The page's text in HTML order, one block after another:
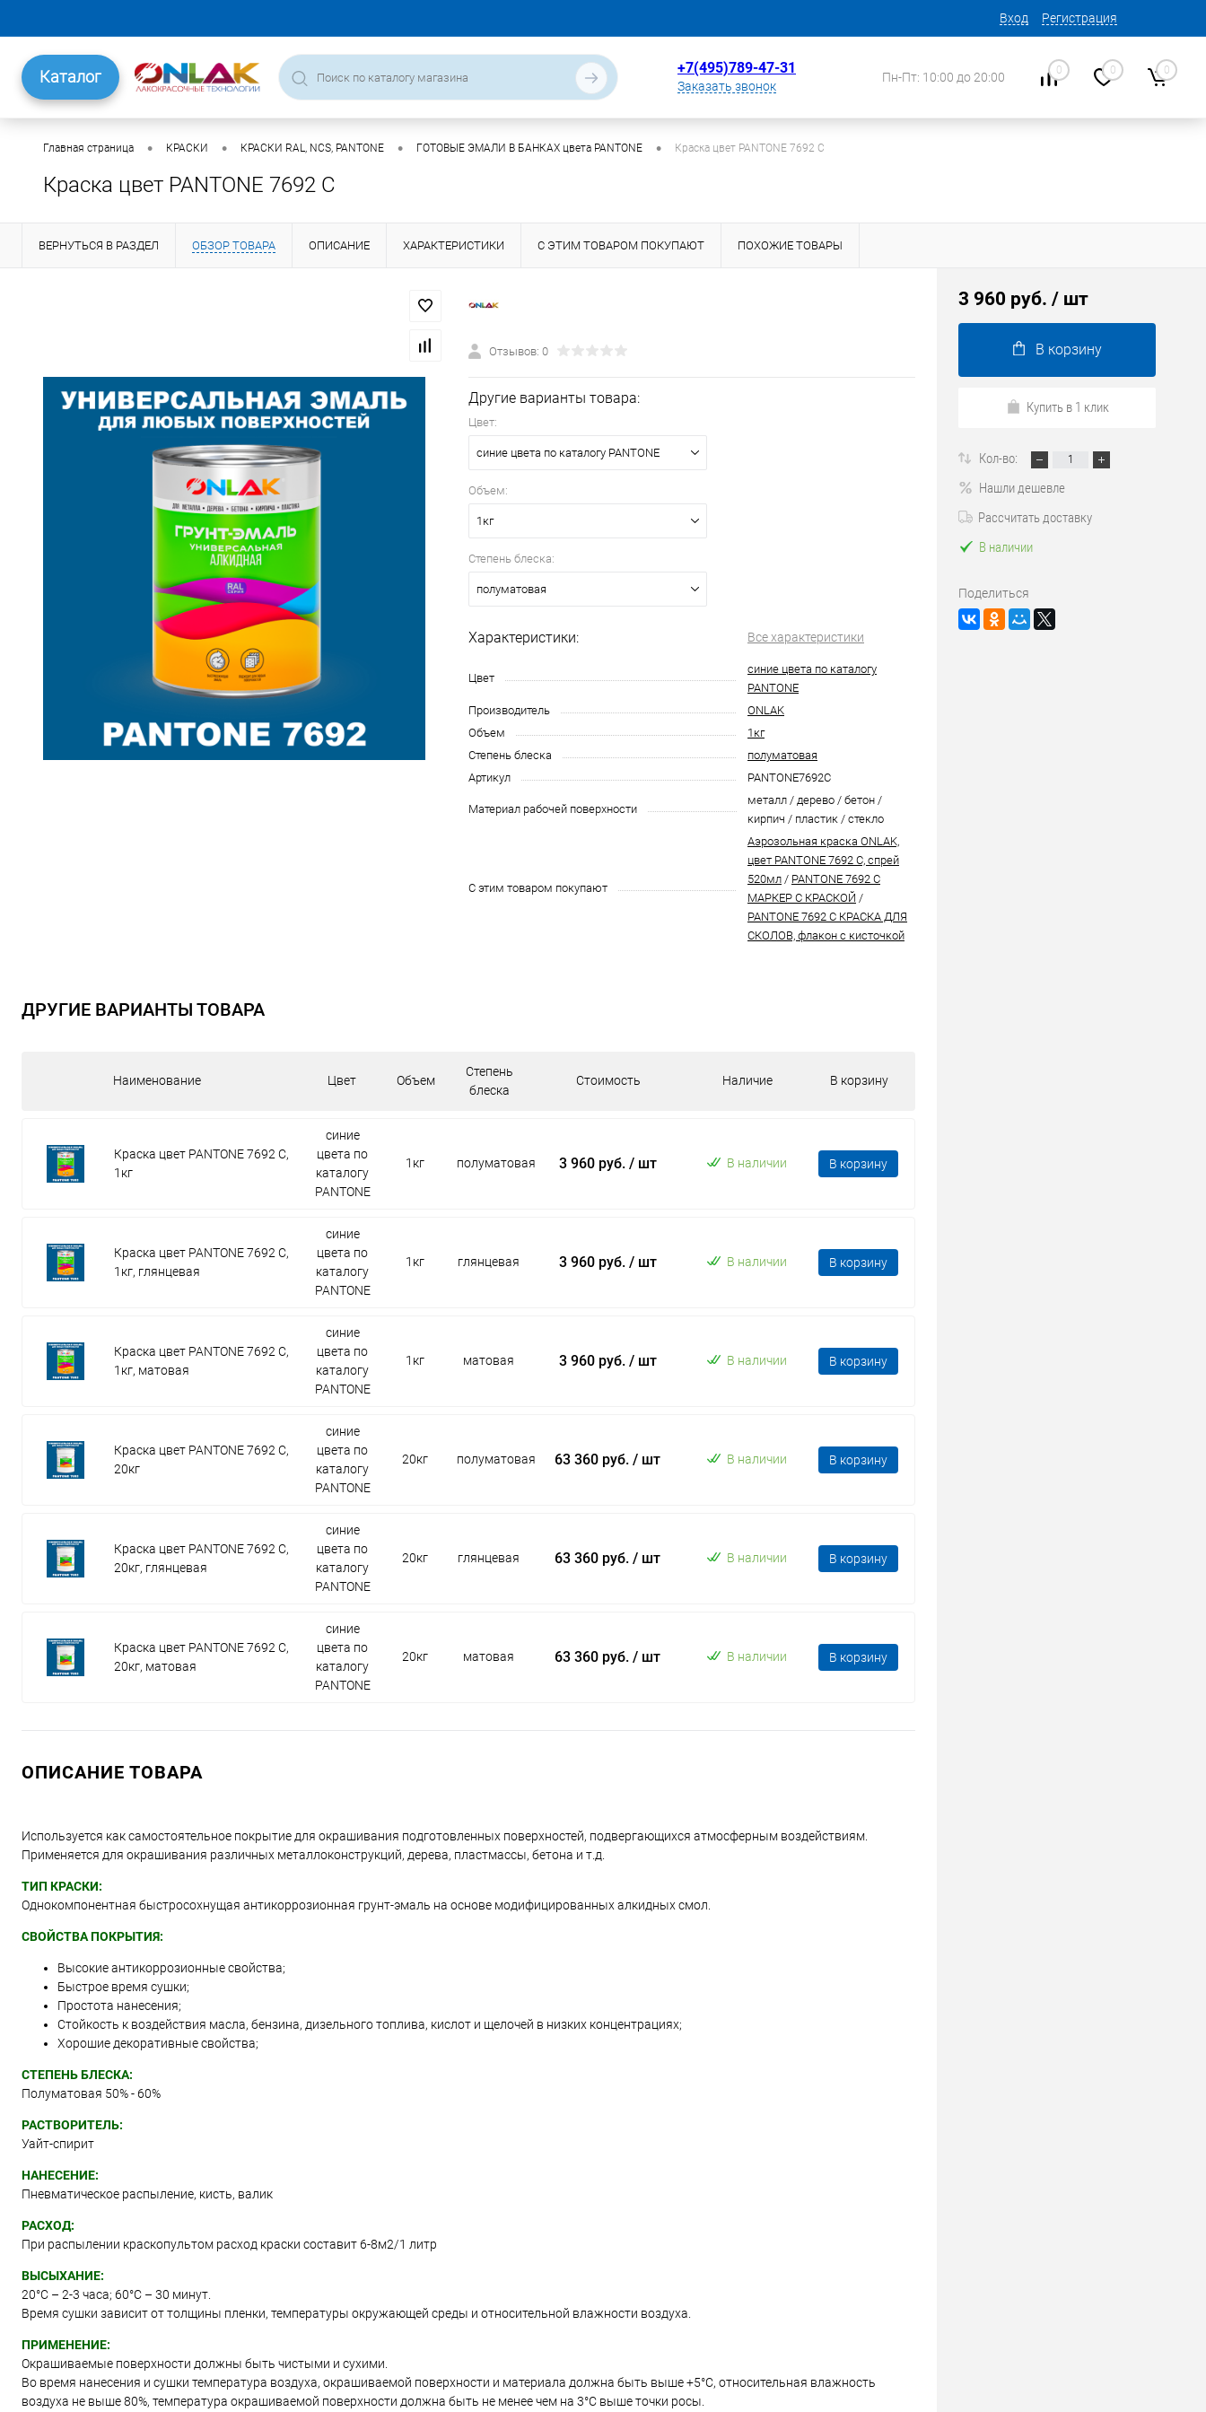
Вход Регистрация
Каталог +7(495)789-47-31
Заказать звонок
Пн-Пт: 10:00 до 20:00 0 0 0
Главная страница • КРАСКИ • КРАСКИ RAL, NCS, PANTONE • ГОТОВЫЕ ЭМАЛИ В БАНКАХ цвета PANTONE • Краска цвет PANTONE 7692 C
Краска цвет PANTONE 7692 C
ВЕРНУТЬСЯ В РАЗДЕЛ ОБЗОР ТОВАРА ОПИСАНИЕ ХАРАКТЕРИСТИКИ С ЭТИМ ТОВАРОМ ПОКУПАЮТ ПОХОЖИЕ ТОВАРЫ
Отзывов: 0
Другие варианты товара:
Цвет:
синие цвета по каталогу PANTONE
Объем:
1кг
Степень блеска:
полуматовая
Характеристики: Все характеристики
Цвет
синие цвета по каталогу
PANTONE
Производитель
ONLAK
Объем
1кг
Степень блеска
полуматовая
Артикул
PANTONE7692C
Материал рабочей поверхности
металл / дерево / бетон /
кирпич / пластик / стекло
С этим товаром покупают
Аэрозольная краска ONLAK,
цвет PANTONE 7692 C, спрей
520мл / PANTONE 7692 C
МАРКЕР С КРАСКОЙ /
PANTONE 7692 C КРАСКА ДЛЯ
СКОЛОВ, флакон с кисточкой
ДРУГИЕ ВАРИАНТЫ ТОВАРА
Наименование Цвет Объем
Степень
блеска
Стоимость Наличие В корзину
Краска цвет PANTONE 7692 C,
1кг
синие
цвета по
каталогу
PANTONE
1кг полуматовая 3 960 руб. / шт В наличии В корзину
Краска цвет PANTONE 7692 C,
1кг, глянцевая
синие
цвета по
каталогу
PANTONE
1кг глянцевая 3 960 руб. / шт В наличии В корзину
Краска цвет PANTONE 7692 C,
1кг, матовая
синие
цвета по
каталогу
PANTONE
1кг матовая 3 960 руб. / шт В наличии В корзину
Краска цвет PANTONE 7692 C,
20кг
синие
цвета по
каталогу
PANTONE
20кг полуматовая 63 360 руб. / шт В наличии В корзину
Краска цвет PANTONE 7692 C,
20кг, глянцевая
синие
цвета по
каталогу
PANTONE
20кг глянцевая 63 360 руб. / шт В наличии В корзину
Краска цвет PANTONE 7692 C,
20кг, матовая
синие
цвета по
каталогу
PANTONE
20кг матовая 63 360 руб. / шт В наличии В корзину
ОПИСАНИЕ ТОВАРА
Используется как самостоятельное покрытие для окрашивания подготовленных поверхностей, подвергающихся атмосферным воздействиям.
Применяется для окрашивания различных металлоконструкций, дерева, пластмассы, бетона и т.д.
ТИП КРАСКИ:
Однокомпонентная быстросохнущая антикоррозионная грунт-эмаль на основе модифицированных алкидных смол.
СВОЙСТВА ПОКРЫТИЯ:
Высокие антикоррозионные свойства;
Быстрое время сушки;
Простота нанесения;
Стойкость к воздействия масла, бензина, дизельного топлива, кислот и щелочей в низких концентрациях;
Хорошие декоративные свойства;
СТЕПЕНЬ БЛЕСКА:
Полуматовая 50% - 60%
РАСТВОРИТЕЛЬ:
Уайт-спирит
НАНЕСЕНИЕ:
Пневматическое распыление, кисть, валик
РАСХОД:
При распылении краскопультом расход краски составит 6-8м2/1 литр
ВЫСЫХАНИЕ:
20°С – 2-3 часа; 60°С – 30 минут.
Время сушки зависит от толщины пленки, температуры окружающей среды и относительной влажности воздуха.
ПРИМЕНЕНИЕ:
Окрашиваемые поверхности должны быть чистыми и сухими.
Во время нанесения и сушки температура воздуха, окрашиваемой поверхности и материала должна быть выше +5°C, относительная влажность
воздуха не выше 80%, температура окрашиваемой поверхности должна быть не менее чем на 3°C выше точки росы.
3 960 руб. / шт
В корзину
Купить в 1 клик
Кол-во:
Нашли дешевле
Рассчитать доставку
В наличии
Поделиться